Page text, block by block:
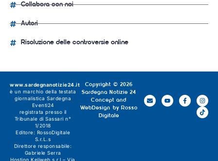
Collabora con noi
Autori
Risoluzione delle controversie online
Copyright © 2026
Sardegna Notizie 24
Concept and
WebDesign by Rosso
Digitale
www.sardegnanotizie24.it
è un marchio della testata
giornalistica Sardegna
Eventi24
registrata presso il
Tribunale di Sassari n°
1/2018
Editore: RossoDigitale
S.r.L.s
Direttore responsabile:
Gabriele Serra
Hosting Keliweb s.r.l – Via